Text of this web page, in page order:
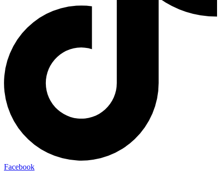
Facebook